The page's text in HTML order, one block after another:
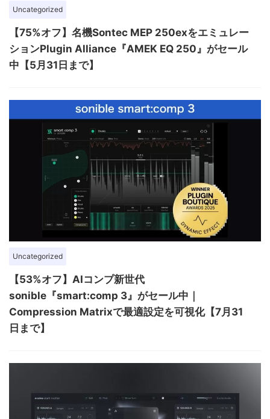
Uncategorized
【75%オフ】名機Sontec MEP 250exをエミュレー
ションPlugin Alliance『AMEK EQ 250』がセール
中【5月31日まで】
Uncategorized
【53%オフ】AIコンプ新世代
sonible『smart:comp 3』がセール中｜
Compression Matrixで最適設定を可視化【7月31
日まで】